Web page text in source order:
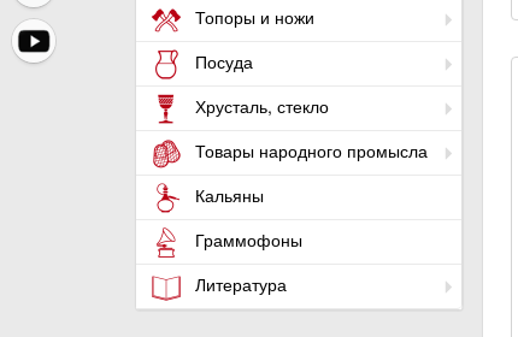
Топоры и ножи
Посуда
Хрусталь, стекло
Товары народного промысла
Кальяны
Граммофоны
Литература